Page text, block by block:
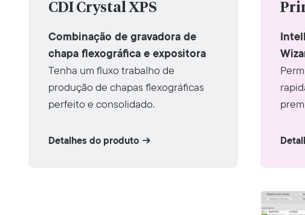
CDI Crystal XPS
Combinação de gravadora de
chapa flexográfica e expositora
Tenha um fluxo trabalho de
produção de chapas flexográficas
perfeito e consolidado.
Detalhes do produto